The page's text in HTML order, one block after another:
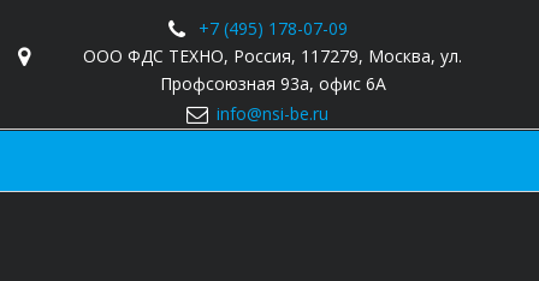
+7 (495) 178-07-09
ООО ФДС ТЕХНО, Россия, 117279, Москва, ул.
Профсоюзная 93а, офис 6А
info@nsi-be.ru